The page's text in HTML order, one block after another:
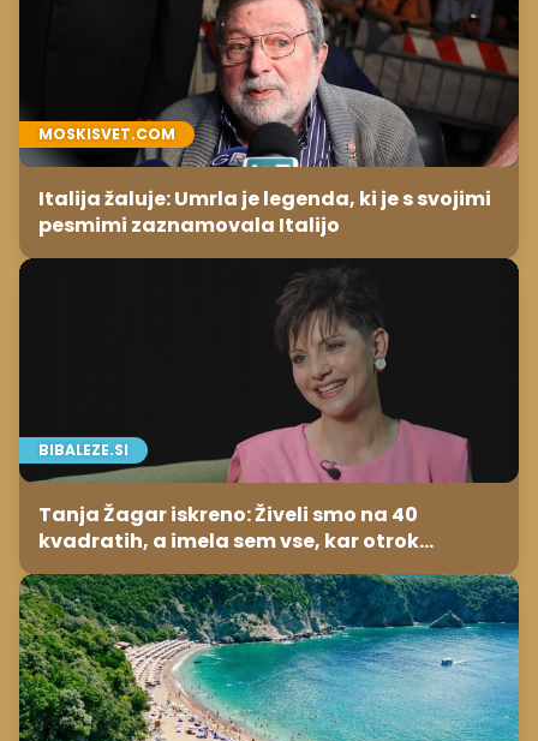
MOSKISVET.COM
Italija žaluje: Umrla je legenda, ki je s svojimi
pesmimi zaznamovala Italijo
BIBALEZE.SI
Tanja Žagar iskreno: Živeli smo na 40
kvadratih, a imela sem vse, kar otrok
potrebuje